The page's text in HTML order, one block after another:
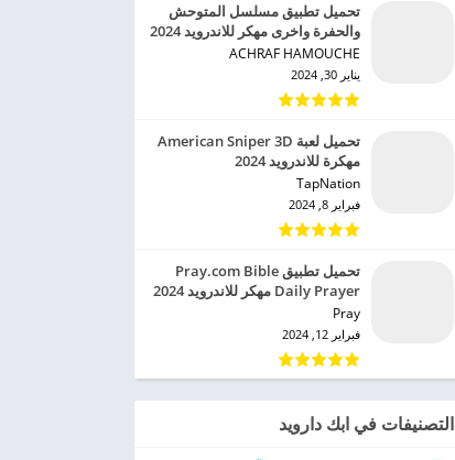
تحميل تطبيق مسلسل المتوحش
والحفرة واخرى مهكر للاندرويد 2024
ACHRAF HAMOUCHE‏
يناير 30, 2024
تحميل لعبة American Sniper 3D
مهكرة للاندرويد 2024
TapNation‏
فبراير 8, 2024
تحميل تطبيق Pray.com Bible
Daily Prayer مهكر للاندرويد 2024
Pray‏
فبراير 12, 2024
التصنيفات في ابك دارويد